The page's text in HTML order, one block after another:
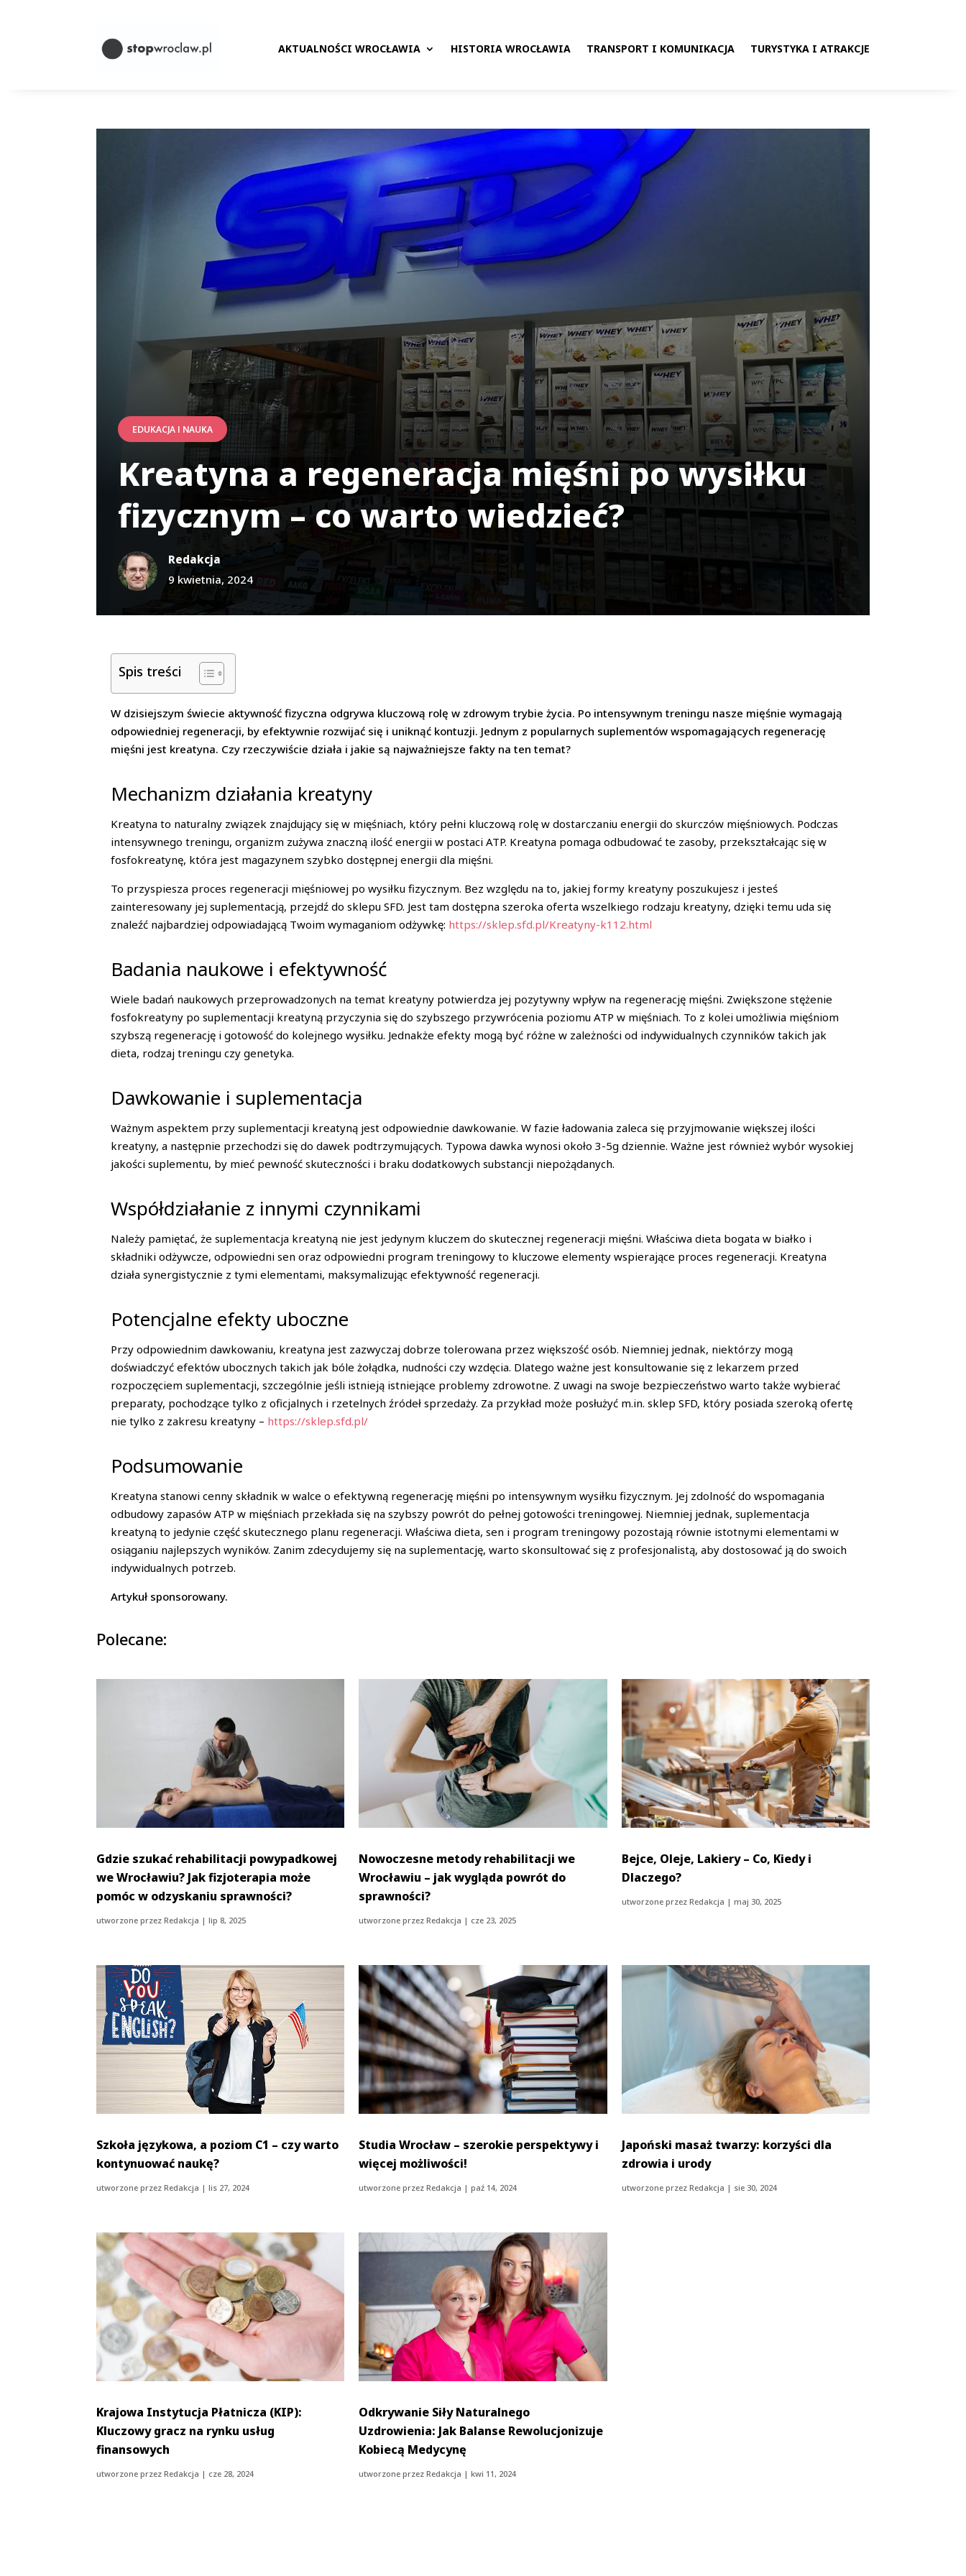
AKTUALNOŚCI WROCŁAWIA HISTORIA WROCŁAWIA TRANSPORT I KOMUNIKACJA TURYSTYKA I ATRAKCJE
EDUKACJA I NAUKA
Kreatyna a regeneracja mięśni po wysiłku
fizycznym – co warto wiedzieć?
Redakcja
9 kwietnia, 2024
Spis treści
W dzisiejszym świecie aktywność fizyczna odgrywa kluczową rolę w zdrowym trybie życia. Po intensywnym treningu nasze mięśnie wymagają
odpowiedniej regeneracji, by efektywnie rozwijać się i uniknąć kontuzji. Jednym z popularnych suplementów wspomagających regenerację
mięśni jest kreatyna. Czy rzeczywiście działa i jakie są najważniejsze fakty na ten temat?
Mechanizm działania kreatyny
Kreatyna to naturalny związek znajdujący się w mięśniach, który pełni kluczową rolę w dostarczaniu energii do skurczów mięśniowych. Podczas
intensywnego treningu, organizm zużywa znaczną ilość energii w postaci ATP. Kreatyna pomaga odbudować te zasoby, przekształcając się w
fosfokreatynę, która jest magazynem szybko dostępnej energii dla mięśni.
To przyspiesza proces regeneracji mięśniowej po wysiłku fizycznym. Bez względu na to, jakiej formy kreatyny poszukujesz i jesteś
zainteresowany jej suplementacją, przejdź do sklepu SFD. Jest tam dostępna szeroka oferta wszelkiego rodzaju kreatyny, dzięki temu uda się
znaleźć najbardziej odpowiadającą Twoim wymaganiom odżywkę: https://sklep.sfd.pl/Kreatyny-k112.html
Badania naukowe i efektywność
Wiele badań naukowych przeprowadzonych na temat kreatyny potwierdza jej pozytywny wpływ na regenerację mięśni. Zwiększone stężenie
fosfokreatyny po suplementacji kreatyną przyczynia się do szybszego przywrócenia poziomu ATP w mięśniach. To z kolei umożliwia mięśniom
szybszą regenerację i gotowość do kolejnego wysiłku. Jednakże efekty mogą być różne w zależności od indywidualnych czynników takich jak
dieta, rodzaj treningu czy genetyka.
Dawkowanie i suplementacja
Ważnym aspektem przy suplementacji kreatyną jest odpowiednie dawkowanie. W fazie ładowania zaleca się przyjmowanie większej ilości
kreatyny, a następnie przechodzi się do dawek podtrzymujących. Typowa dawka wynosi około 3-5g dziennie. Ważne jest również wybór wysokiej
jakości suplementu, by mieć pewność skuteczności i braku dodatkowych substancji niepożądanych.
Współdziałanie z innymi czynnikami
Należy pamiętać, że suplementacja kreatyną nie jest jedynym kluczem do skutecznej regeneracji mięśni. Właściwa dieta bogata w białko i
składniki odżywcze, odpowiedni sen oraz odpowiedni program treningowy to kluczowe elementy wspierające proces regeneracji. Kreatyna
działa synergistycznie z tymi elementami, maksymalizując efektywność regeneracji.
Potencjalne efekty uboczne
Przy odpowiednim dawkowaniu, kreatyna jest zazwyczaj dobrze tolerowana przez większość osób. Niemniej jednak, niektórzy mogą
doświadczyć efektów ubocznych takich jak bóle żołądka, nudności czy wzdęcia. Dlatego ważne jest konsultowanie się z lekarzem przed
rozpoczęciem suplementacji, szczególnie jeśli istnieją istniejące problemy zdrowotne. Z uwagi na swoje bezpieczeństwo warto także wybierać
preparaty, pochodzące tylko z oficjalnych i rzetelnych źródeł sprzedaży. Za przykład może posłużyć m.in. sklep SFD, który posiada szeroką ofertę
nie tylko z zakresu kreatyny – https://sklep.sfd.pl/
Podsumowanie
Kreatyna stanowi cenny składnik w walce o efektywną regenerację mięśni po intensywnym wysiłku fizycznym. Jej zdolność do wspomagania
odbudowy zapasów ATP w mięśniach przekłada się na szybszy powrót do pełnej gotowości treningowej. Niemniej jednak, suplementacja
kreatyną to jedynie część skutecznego planu regeneracji. Właściwa dieta, sen i program treningowy pozostają równie istotnymi elementami w
osiąganiu najlepszych wyników. Zanim zdecydujemy się na suplementację, warto skonsultować się z profesjonalistą, aby dostosować ją do swoich
indywidualnych potrzeb.
Artykuł sponsorowany.
Polecane:
Gdzie szukać rehabilitacji powypadkowej
we Wrocławiu? Jak fizjoterapia może
pomóc w odzyskaniu sprawności?
utworzone przezRedakcja |lip 8, 2025
Nowoczesne metody rehabilitacji we
Wrocławiu – jak wygląda powrót do
sprawności?
utworzone przezRedakcja | cze 23, 2025
Bejce, Oleje, Lakiery – Co, Kiedy i
Dlaczego?
utworzone przez Redakcja | maj 30, 2025
Szkoła językowa, a poziom C1 – czy warto
kontynuować naukę?
utworzone przezRedakcja |lis 27, 2024
Studia Wrocław – szerokie perspektywy i
więcej możliwości!
utworzone przezRedakcja |paź 14, 2024
Japoński masaż twarzy: korzyści dla
zdrowia i urody
utworzone przez Redakcja | sie 30, 2024
Krajowa Instytucja Płatnicza (KIP):
Kluczowy gracz na rynku usług
finansowych
utworzone przezRedakcja | cze 28, 2024
Odkrywanie Siły Naturalnego
Uzdrowienia: Jak Balanse Rewolucjonizuje
Kobiecą Medycynę
utworzone przezRedakcja |kwi 11, 2024